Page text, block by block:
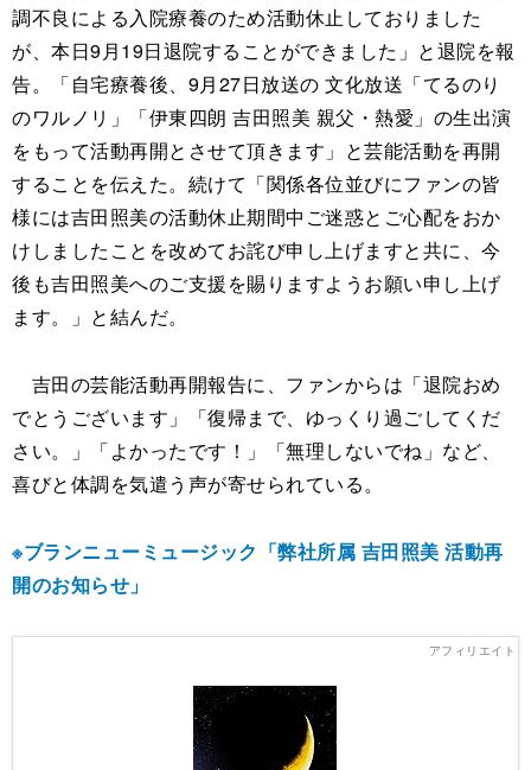
調不良による入院療養のため活動休止しておりました
が、本日9月19日退院することができました」と退院を報
告。「自宅療養後、9月27日放送の 文化放送「てるのり
のワルノリ」「伊東四朗 吉田照美 親父・熱愛」の生出演
をもって活動再開とさせて頂きます」と芸能活動を再開
することを伝えた。続けて「関係各位並びにファンの皆
様には吉田照美の活動休止期間中ご迷惑とご心配をおか
けしましたことを改めてお詫び申し上げますと共に、今
後も吉田照美へのご支援を賜りますようお願い申し上げ
ます。」と結んだ。
吉田の芸能活動再開報告に、ファンからは「退院おめ
でとうございます」「復帰まで、ゆっくり過ごしてくだ
さい。」「よかったです！」「無理しないでね」など、
喜びと体調を気遣う声が寄せられている。
※ブランニューミュージック「弊社所属 吉田照美 活動再
開のお知らせ」